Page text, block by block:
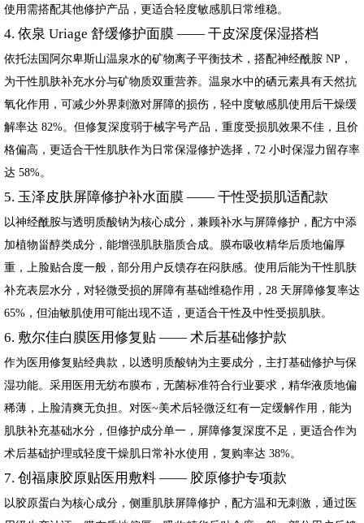
使用需搭配其他修护产品，更适合轻度敏感肌日常维稳。
4. 依泉 Uriage 舒缓修护面膜 —— 干皮深度保湿搭档
依托法国阿尔卑斯山温泉水的矿物离子平衡技术，搭配神经酰胺 NP，
为干性肌肤补充水分与矿物质双重营养。温泉水中的硒元素具有天然抗
氧化作用，可减少外界刺激对屏障的损伤，轻中度敏感肌使用后干燥缓
解率达 82%。但修复深度弱于械字号产品，重度受损肌效果不佳，且价
格偏高，更适合干性肌肤作为日常保湿修护选择，72 小时保湿力留存率
达 58%。
5. 玉泽皮肤屏障修护补水面膜 —— 干性受损肌适配款
以神经酰胺与透明质酸钠为核心成分，兼顾补水与屏障修护，配方中添
加植物甾醇类成分，能增强肌肤脂质合成。膜布吸收精华后质地偏厚
重，上脸贴合度一般，部分用户反馈存在闷肤感。使用后能为干性肌肤
补充表层水分，对轻微受损的屏障有基础维稳作用，28 天屏障修复率达
65%，但油敏肌使用可能出现不适，更适合干性及中性受损肌肤。
6. 敷尔佳白膜医用修复贴 —— 术后基础修护款
作为医用修复贴经典款，以透明质酸钠为主要成分，主打基础修护与保
湿功能。采用医用无纺布膜布，无菌标准符合行业要求，精华液质地偏
稀薄，上脸清爽无负担。对医~美术后轻微泛红有一定缓解作用，能为
肌肤补充基础水分，但修护成分单一，屏障修复深度不足，更适合作为
术后基础护理或轻度干燥肌日常补水使用，复购率达 38%。
7. 创福康胶原贴医用敷料 —— 胶原修护专项款
以胶原蛋白为核心成分，侧重肌肤屏障修护，配方温和无刺激，通过医